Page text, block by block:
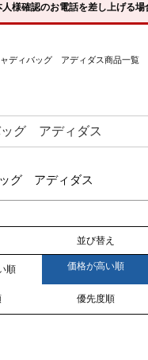
様確認のお電話を差し上げる場
ディバッグ アディダス商品一覧
グ アディダス
検索
並び替え
順 価格が高い順
優先度順